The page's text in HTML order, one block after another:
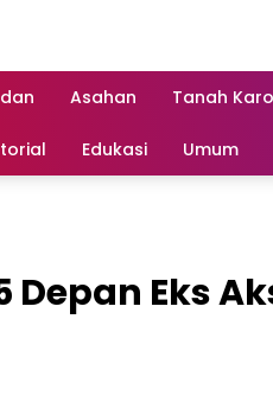
Asahan Tanah Karo
Edukasi Umum
Depan Eks